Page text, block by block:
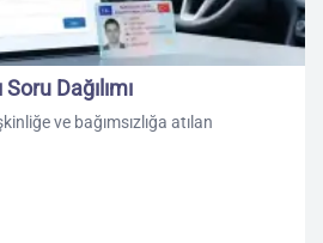
Dağılımı
ve bağımsızlığa atılan